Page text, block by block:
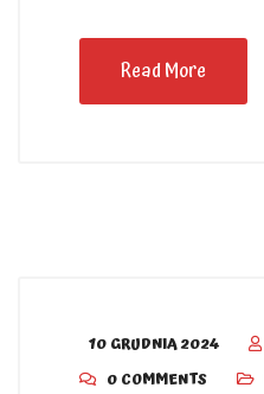
Read More
10 GRUDNIA 2024
0 COMMENTS